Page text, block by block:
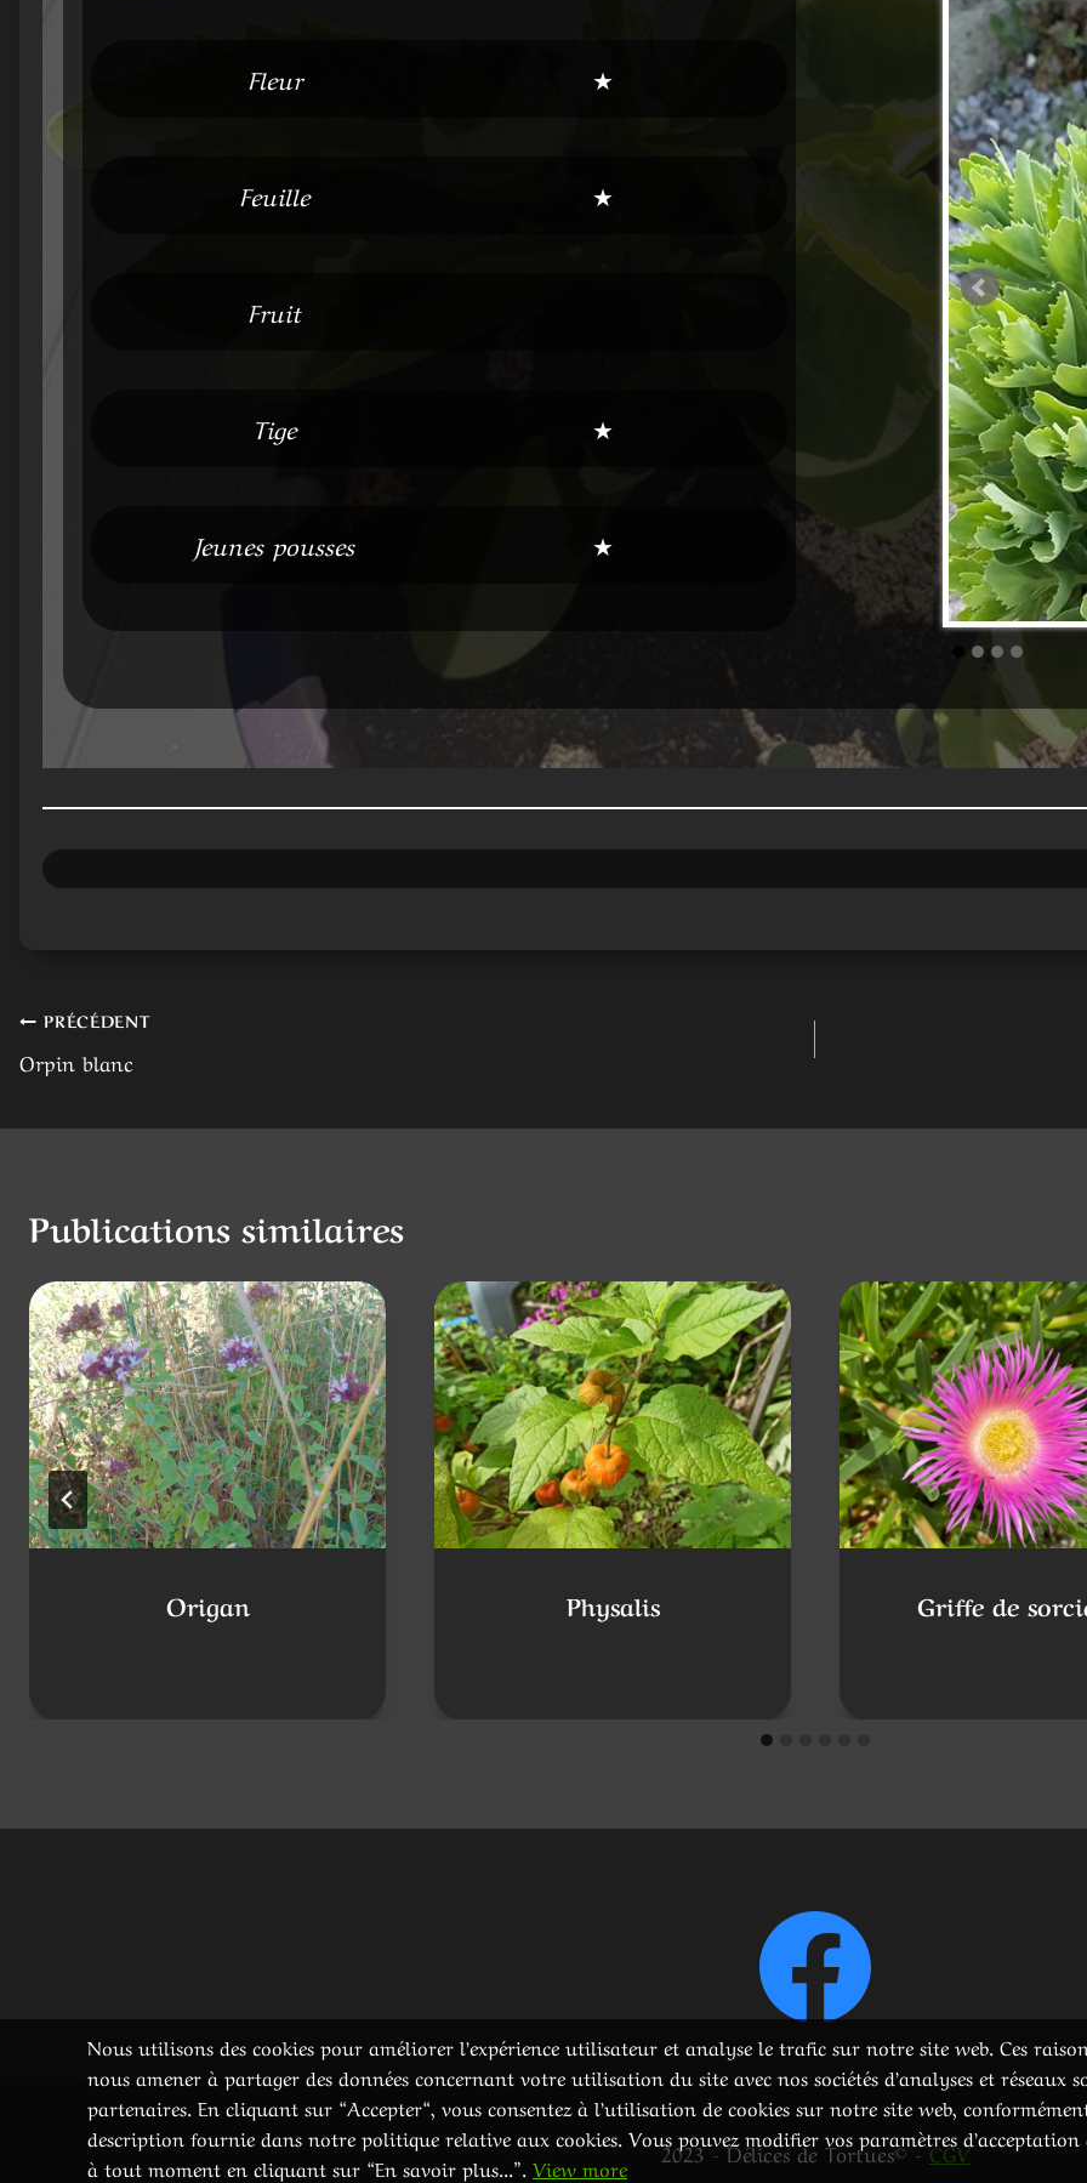
Fleur ★
Feuille ★
Fruit
Tige ★
Jeunes pousses ★
Navigation
de
l’article
PRÉCÉDENT
Orpin blanc
Publications similaires
Origan Physalis Griffe de
2023 - Délices de Tortues© -CGV
Nous utilisons des cookies pour améliorer l’expérience utilisateur et analyse le trafic sur notre site web. Ces
nous amener à partager des données concernant votre utilisation du site avec nos sociétés d’analyses et réseaux
partenaires. En cliquant sur “Accepter“, vous consentez à l’utilisation de cookies sur notre site web,
description fournie dans notre politique relative aux cookies. Vous pouvez modifier vos paramètres d’acceptation
à tout moment en cliquant sur “En savoir plus...”. View more